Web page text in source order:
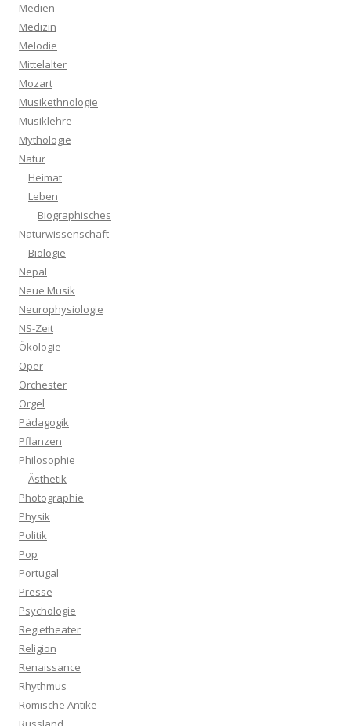
Medien
Medizin
Melodie
Mittelalter
Mozart
Musikethnologie
Musiklehre
Mythologie
Natur
Heimat
Leben
Biographisches
Naturwissenschaft
Biologie
Nepal
Neue Musik
Neurophysiologie
NS-Zeit
Ökologie
Oper
Orchester
Orgel
Pädagogik
Pflanzen
Philosophie
Ästhetik
Photographie
Physik
Politik
Pop
Portugal
Presse
Psychologie
Regietheater
Religion
Renaissance
Rhythmus
Römische Antike